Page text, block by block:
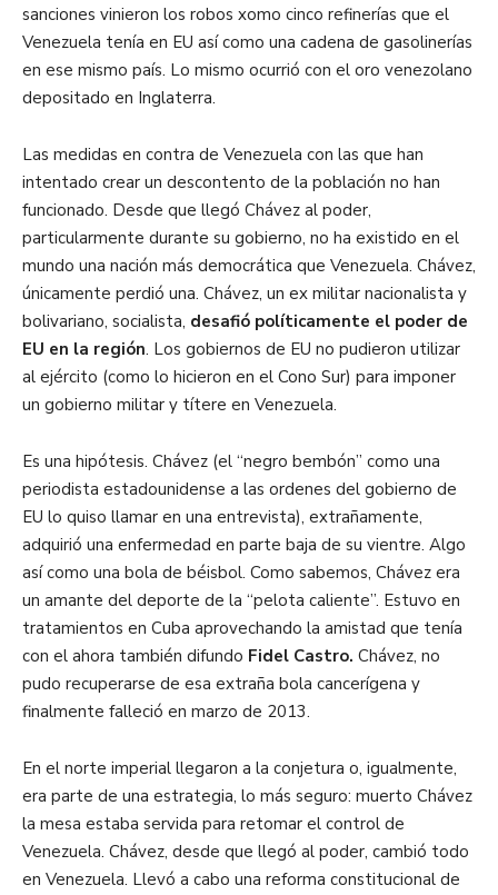
sanciones vinieron los robos xomo cinco refinerías que el
Venezuela tenía en EU así como una cadena de gasolinerías
en ese mismo país. Lo mismo ocurrió con el oro venezolano
depositado en Inglaterra.
Las medidas en contra de Venezuela con las que han
intentado crear un descontento de la población no han
funcionado. Desde que llegó Chávez al poder,
particularmente durante su gobierno, no ha existido en el
mundo una nación más democrática que Venezuela. Chávez,
únicamente perdió una. Chávez, un ex militar nacionalista y
bolivariano, socialista, desafió políticamente el poder de
EU en la región. Los gobiernos de EU no pudieron utilizar
al ejército (como lo hicieron en el Cono Sur) para imponer
un gobierno militar y títere en Venezuela.
Es una hipótesis. Chávez (el “negro bembón” como una
periodista estadounidense a las ordenes del gobierno de
EU lo quiso llamar en una entrevista), extrañamente,
adquirió una enfermedad en parte baja de su vientre. Algo
así como una bola de béisbol. Como sabemos, Chávez era
un amante del deporte de la “pelota caliente”. Estuvo en
tratamientos en Cuba aprovechando la amistad que tenía
con el ahora también difundo Fidel Castro. Chávez, no
pudo recuperarse de esa extraña bola cancerígena y
finalmente falleció en marzo de 2013.
En el norte imperial llegaron a la conjetura o, igualmente,
era parte de una estrategia, lo más seguro: muerto Chávez
la mesa estaba servida para retomar el control de
Venezuela. Chávez, desde que llegó al poder, cambió todo
en Venezuela. Llevó a cabo una reforma constitucional de